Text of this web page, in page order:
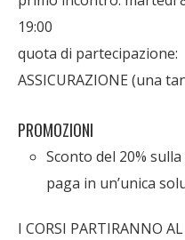
19:00
quota di partecipazione:
ASSICURAZIONE (una
PROMOZIONI
Sconto del 20%
paga in un’unica
I CORSI PARTIRANNO